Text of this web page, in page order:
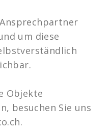
um diese
Objekte
besuchen Sie uns